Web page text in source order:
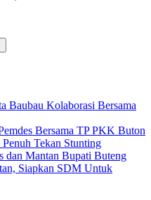
Baubau Kolaborasi Bersama
Bersama TP PKK Buton
Tekan Stunting
dan Mantan Bupati Buteng
Siapkan SDM Untuk